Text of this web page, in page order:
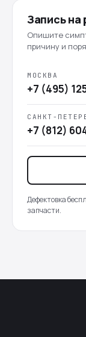
Запись на
Опишите
причину и
МОСКВА
+7 (495)
САНКТ-
+7 (812)
Дефектовка
запчасти.